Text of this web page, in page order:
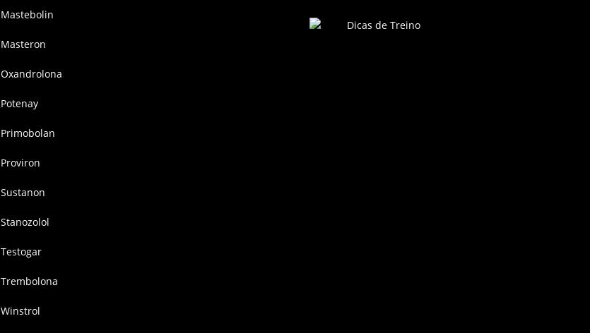
Mastebolin
Masteron
Oxandrolona
Potenay
Primobolan
Proviron
Sustanon
Stanozolol
Testogar
Trembolona
Winstrol